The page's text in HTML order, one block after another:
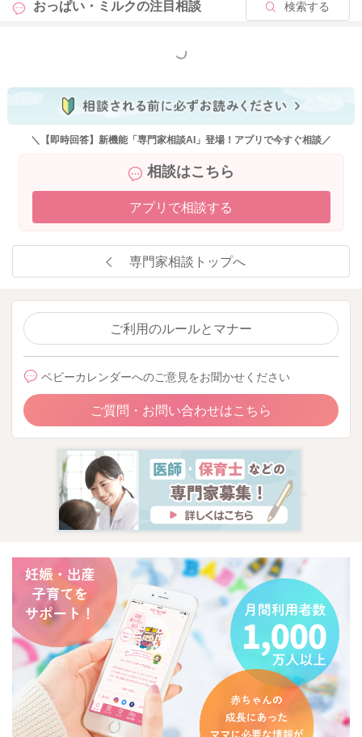
ばいいように思います。
いと思いますよ。
いかがでしょうか？
2026/5/23 9:35
おっぱい・ミルクの注目相談 検索する
もっと見る
＼【即時回答】新機能「専門家相談AI」登場！アプリで今すぐ相談／
相談はこちら
アプリで相談する
専門家相談トップへ
ご利用のルールとマナー
ベビーカレンダーへのご意見をお聞かせください
ご質問・お問い合わせはこちら